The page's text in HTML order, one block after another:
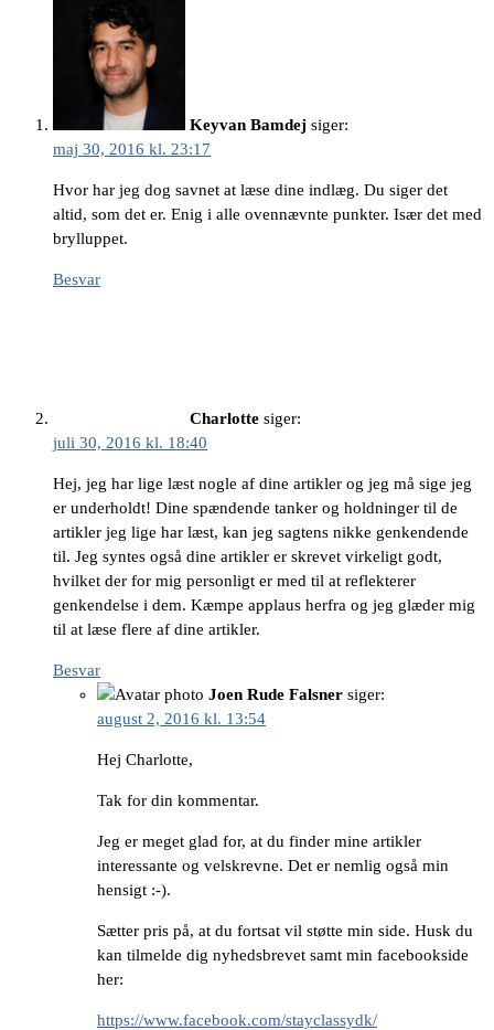
Keyvan Bamdej siger:
maj 30, 2016 kl. 23:17
Hvor har jeg dog savnet at læse dine indlæg. Du siger det
altid, som det er. Enig i alle ovennævnte punkter. Især det med
brylluppet.
Besvar
Charlotte siger:
juli 30, 2016 kl. 18:40
Hej, jeg har lige læst nogle af dine artikler og jeg må sige jeg
er underholdt! Dine spændende tanker og holdninger til de
artikler jeg lige har læst, kan jeg sagtens nikke genkendende
til. Jeg syntes også dine artikler er skrevet virkeligt godt,
hvilket der for mig personligt er med til at reflekterer
genkendelse i dem. Kæmpe applaus herfra og jeg glæder mig
til at læse flere af dine artikler.
Besvar
Joen Rude Falsner siger:
august 2, 2016 kl. 13:54
Hej Charlotte,
Tak for din kommentar.
Jeg er meget glad for, at du finder mine artikler
interessante og velskrevne. Det er nemlig også min
hensigt :-).
Sætter pris på, at du fortsat vil støtte min side. Husk du
kan tilmelde dig nyhedsbrevet samt min facebookside
her:
https://www.facebook.com/stayclassydk/